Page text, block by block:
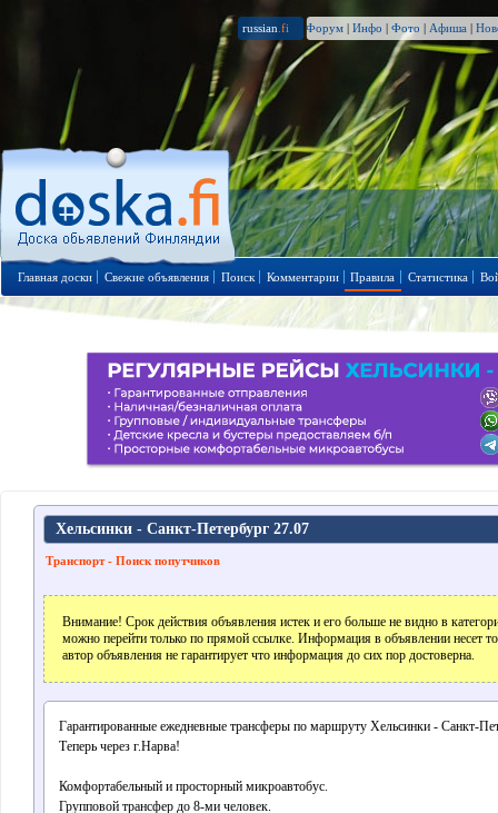
russian .fi Форум | Инфо | Фото | Афиша |
Главная доски Свежие объявления Поиск Комментарии Правила Статистика
Хельсинки - Санкт-Петербург 27.07
Транспорт - Поиск попутчиков
Внимание! Срок действия объявления истек и его больше не видно в
можно перейти только по прямой ссылке. Информация в объявлении несет
автор объявления не гарантирует что информация до сих пор достоверна.
Гарантированные ежедневные трансферы по маршруту Хельсинки - Санкт-
Теперь через г.Нарва!
Комфортабельный и просторный микроавтобус.
Групповой трансфер до 8-ми человек.